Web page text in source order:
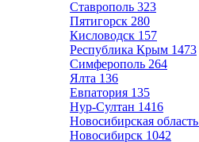
Ставрополь 323
Пятигорск 280
Кисловодск 157
Республика Крым 1473
Симферополь 264
Ялта 136
Евпатория 135
Нур-Султан 1416
Новосибирская область
Новосибирск 1042